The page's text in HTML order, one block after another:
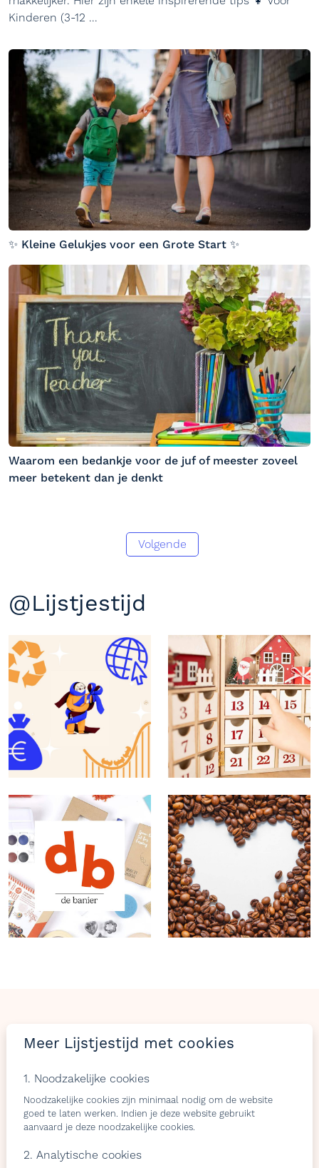
Kinderen (3-12 ...
✨ Kleine Gelukjes voor een Grote Start ✨
Waarom een bedankje voor de juf of meester zoveel
meer betekent dan je denkt
Volgende
@Lijstjestijd
LIJSTJES TIJD
verlanglijstjes te maken met producten van gelijk welke
webshop.
Bezoekers
Meer Lijstjestijd met cookies
1. Noodzakelijke cookies
Noodzakelijke cookies zijn minimaal nodig om de website
goed te laten werken. Indien je deze website gebruikt
aanvaard je deze noodzakelijke cookies.
2. Analytische cookies